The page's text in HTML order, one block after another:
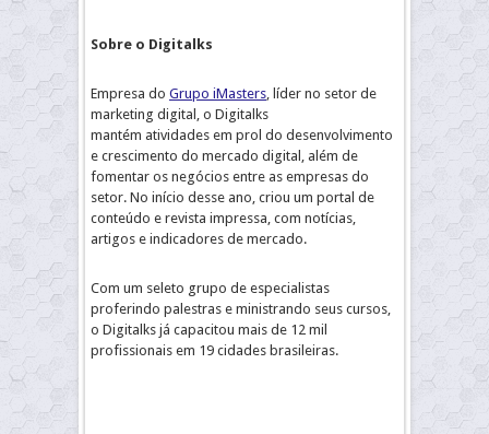
Sobre o Digitalks
Empresa do Grupo iMasters, líder no setor de
marketing digital, o Digitalks
mantém atividades em prol do desenvolvimento
e crescimento do mercado digital, além de
fomentar os negócios entre as empresas do
setor. No início desse ano, criou um portal de
conteúdo e revista impressa, com notícias,
artigos e indicadores de mercado.
Com um seleto grupo de especialistas
proferindo palestras e ministrando seus cursos,
o Digitalks já capacitou mais de 12 mil
profissionais em 19 cidades brasileiras.